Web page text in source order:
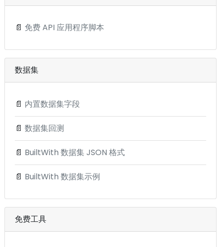
📄 免费 API 应用程序脚本
数据集
📄 内置数据集字段
📄 数据集回测
📄 BuiltWith 数据集 JSON 格式
📄 BuiltWith 数据集示例
免费工具